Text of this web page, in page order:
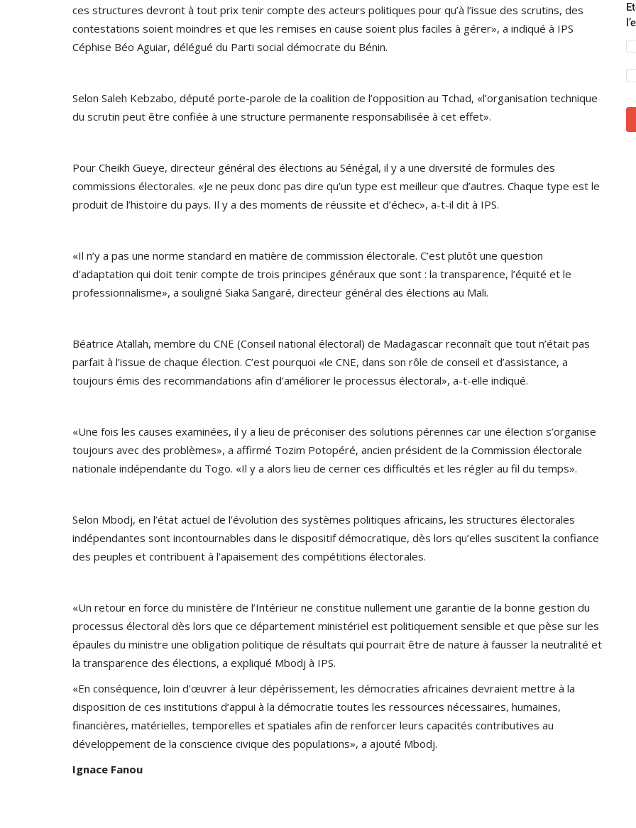
ces structures devront à tout prix tenir compte des acteurs politiques pour qu’à l’issue des scrutins, des
contestations soient moindres et que les remises en cause soient plus faciles à gérer», a indiqué à IPS
Céphise Béo Aguiar, délégué du Parti social démocrate du Bénin.
Selon Saleh Kebzabo, député porte-parole de la coalition de l’opposition au Tchad, «l’organisation technique
du scrutin peut être confiée à une structure permanente responsabilisée à cet effet».
Pour Cheikh Gueye, directeur général des élections au Sénégal, il y a une diversité de formules des
commissions électorales. «Je ne peux donc pas dire qu’un type est meilleur que d’autres. Chaque type est le
produit de l’histoire du pays. Il y a des moments de réussite et d’échec», a-t-il dit à IPS.
«Il n’y a pas une norme standard en matière de commission électorale. C’est plutôt une question
d’adaptation qui doit tenir compte de trois principes généraux que sont : la transparence, l’équité et le
professionnalisme», a souligné Siaka Sangaré, directeur général des élections au Mali.
Béatrice Atallah, membre du CNE (Conseil national électoral) de Madagascar reconnaît que tout n’était pas
parfait à l’issue de chaque élection. C’est pourquoi «le CNE, dans son rôle de conseil et d’assistance, a
toujours émis des recommandations afin d’améliorer le processus électoral», a-t-elle indiqué.
«Une fois les causes examinées, il y a lieu de préconiser des solutions pérennes car une élection s’organise
toujours avec des problèmes», a affirmé Tozim Potopéré, ancien président de la Commission électorale
nationale indépendante du Togo. «Il y a alors lieu de cerner ces difficultés et les régler au fil du temps».
Selon Mbodj, en l’état actuel de l’évolution des systèmes politiques africains, les structures électorales
indépendantes sont incontournables dans le dispositif démocratique, dès lors qu’elles suscitent la confiance
des peuples et contribuent à l’apaisement des compétitions électorales.
«Un retour en force du ministère de l’Intérieur ne constitue nullement une garantie de la bonne gestion du
processus électoral dès lors que ce département ministériel est politiquement sensible et que pèse sur les
épaules du ministre une obligation politique de résultats qui pourrait être de nature à fausser la neutralité et
la transparence des élections, a expliqué Mbodj à IPS.
«En conséquence, loin d’œuvrer à leur dépérissement, les démocraties africaines devraient mettre à la
disposition de ces institutions d’appui à la démocratie toutes les ressources nécessaires, humaines,
financières, matérielles, temporelles et spatiales afin de renforcer leurs capacités contributives au
développement de la conscience civique des populations», a ajouté Mbodj.
Ignace Fanou